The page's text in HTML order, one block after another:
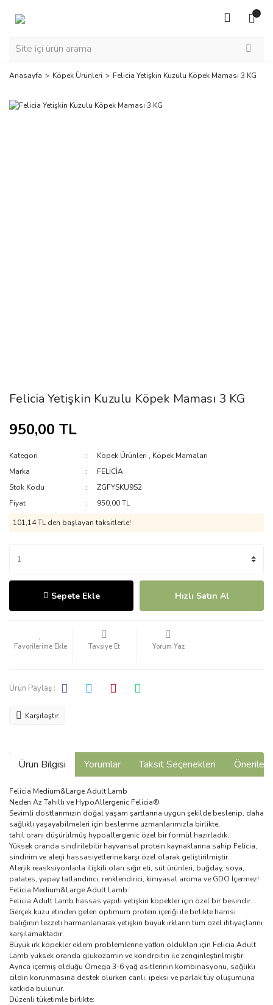
Anasayfa Köpek Ürünleri Felicia Yetişkin Kuzulu Köpek Maması 3 KG
Felicia Yetişkin Kuzulu Köpek Maması 3 KG
950,00 TL
Kategori Köpek Ürünleri , Köpek Mamaları
Marka
FELİCİA
Stok Kodu
ZGFYSKU9S2
Fiyat
950,00 TL
101,14 TL den başlayan taksitlerle!
Sepete Ekle Hızlı Satın Al
Tavsiye Et Yorum Yaz
Ürün Paylaş :
Karşılaştır
Ürün Bilgisi Yorumlar Taksit Seçenekleri
Felicia Medium&Large Adult Lamb
Neden Az Tahıllı ve HypoAllergenic Felicia®
Sevimli dostlarımızın doğal yaşam şartlarına uygun şekilde beslenip, daha
sağlıklı yaşayabilmeleri için beslenme uzmanlarımızla birlikte,
tahıl oranı düşürülmüş hypoallergenic özel bir formül hazırladık.
Yüksek oranda sindirilebilir hayvansal protein kaynaklarına sahip Felicia,
sindirim ve alerji hassasiyetlerine karşı özel olarak geliştirilmiştir.
Alerjik reasksiyonlarla ilişkili olan sığır eti, süt ürünleri, buğday, soya,
patates, yapay tatlandırıcı, renklendirici, kimyasal aroma ve GDO İçermez!
Felicia Medium&Large Adult Lamb:
Felicia Adult Lamb hassas yapılı yetişkin köpekler için özel bir besindir.
Gerçek kuzu etinden gelen optimum protein içeriği ile birlikte hamsi
balığının lezzeti harmanlanarak yetişkin büyük ırkların tüm özel ihtiyaçlarını
karşılamaktadır.
Büyük ırk köpekler eklem problemlerine yatkın oldukları için Felicia Adult
Lamb yüksek oranda glukozamin ve kondroitin ile zenginleştirilmiştir.
Ayrıca içermiş olduğu Omega 3-6 yağ asitlerinin kombinasyonu, sağlıklı
cildin korunmasına destek olurken canlı, ipeksi ve parlak tüy oluşumuna
katkıda bulunur.
Düzenli tüketimle birlikte: